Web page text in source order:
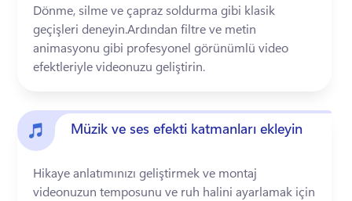
Dönme, silme ve çapraz soldurma gibi klasik
geçişleri deneyin.Ardından filtre ve metin
animasyonu gibi profesyonel görünümlü video
efektleriyle videonuzu geliştirin.
Müzik ve ses efekti katmanları ekleyin
Hikaye anlatımınızı geliştirmek ve montaj